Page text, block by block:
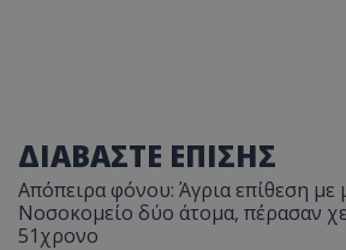
ΔΙΑΒΑΣΤΕ ΕΠΙΣΗΣ
Απόπειρα φόνου: Άγρια επίθεση με
Νοσοκομείο δύο άτομα, πέρασαν
51χρονο